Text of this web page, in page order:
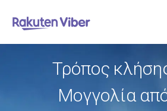
Τρόπος
Μογγολία